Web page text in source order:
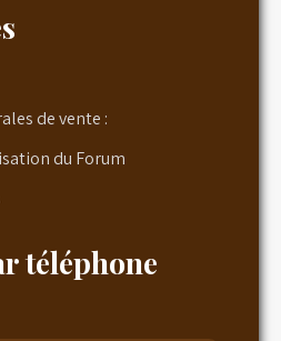
de vente :
du Forum
téléphone